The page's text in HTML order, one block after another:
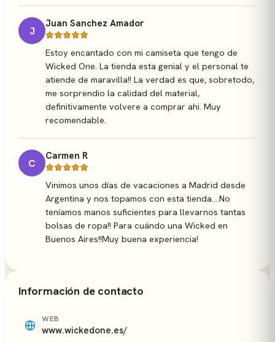
J
Juan Sanchez Amador
Estoy encantado con mi camiseta que tengo de
Wicked One. La tienda esta genial y el personal te
atiende de maravilla!! La verdad es que, sobretodo,
me sorprendio la calidad del material,
definitivamente volvere a comprar ahi. Muy
recomendable.
C
Carmen R
Vinimos unos días de vacaciones a Madrid desde
Argentina y nos topamos con esta tienda....No
teníamos manos suficientes para llevarnos tantas
bolsas de ropa!! Para cuándo una Wicked en
Buenos Aires!!Muy buena experiencia!
Información de contacto
WEB
www.wickedone.es/